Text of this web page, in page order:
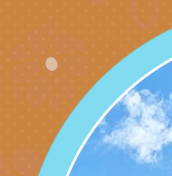
長說
辦「
藝術
長說
轉知
「
學術
函轉
反詐
函轉
詐知
檢送